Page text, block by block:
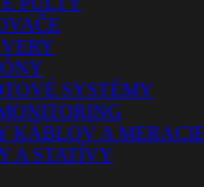
SYSTÉMY
KÁBLOV A
A STATÍVY